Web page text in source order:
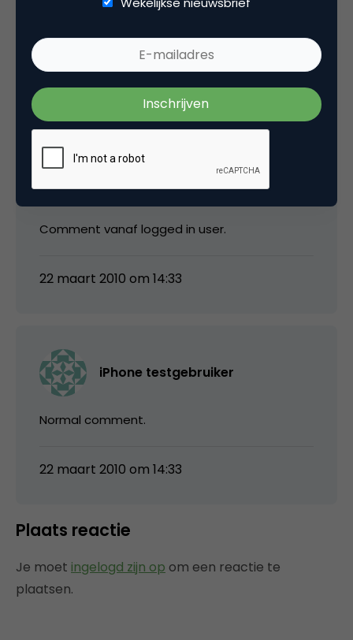
Test
22 maart 2010 om 13:38
Comment vanaf logged in user.
22 maart 2010 om 14:33
iPhone testgebruiker
Normal comment.
22 maart 2010 om 14:33
Plaats reactie
Je moet ingelogd zijn op om een reactie te
plaatsen.